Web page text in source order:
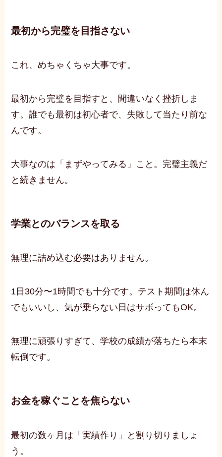
最初から完璧を目指さない
これ、めちゃくちゃ大事です。
最初から完璧を目指すと、間違いなく挫折しま
す。誰でも最初は初心者で、失敗して当たり前な
んです。
大事なのは「まずやってみる」こと。完璧主義だ
と続きません。
学業とのバランスを取る
無理に詰め込む必要はありません。
1日30分〜1時間でも十分です。テスト期間は休ん
でもいいし、気が乗らない日はサボってもOK。
無理に頑張りすぎて、学校の成績が落ちたら本末
転倒です。
お金を稼ぐことを焦らない
最初の数ヶ月は「実績作り」と割り切りましょ
う。